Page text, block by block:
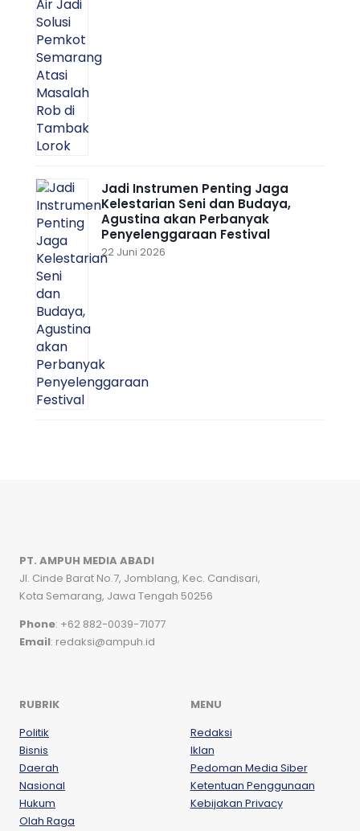
Jadi Instrumen Penting Jaga
Kelestarian Seni dan Budaya,
Agustina akan Perbanyak
Penyelenggaraan Festival
22 Juni 2026
PT. AMPUH MEDIA ABADI
Jl. Cinde Barat No.7, Jomblang, Kec. Candisari,
Kota Semarang, Jawa Tengah 50256
Phone: +62 882-0039-71077
Email: redaksi@ampuh.id
RUBRIK
Politik
Bisnis
Daerah
Nasional
Hukum
Olah Raga
MENU
Redaksi
Iklan
Pedoman Media Siber
Ketentuan Penggunaan
Kebijakan Privacy